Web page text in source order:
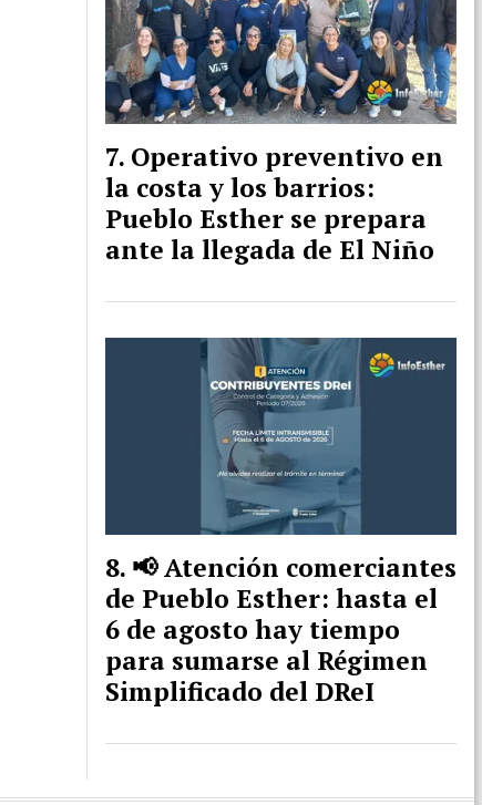
Operativo preventivo en
la costa y los barrios:
Pueblo Esther se prepara
ante la llegada de El Niño
📢 Atención comerciantes
de Pueblo Esther: hasta el
6 de agosto hay tiempo
para sumarse al Régimen
Simplificado del DReI